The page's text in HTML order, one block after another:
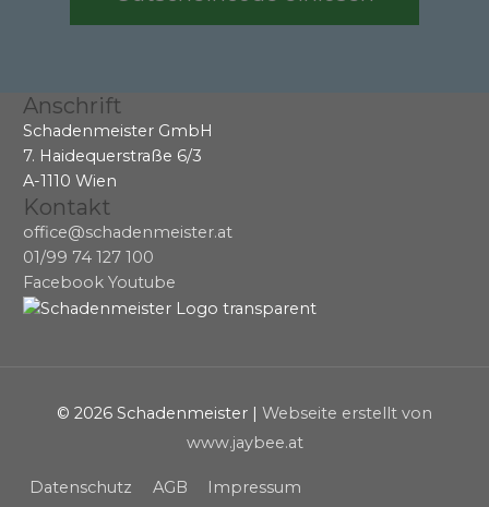
Anschrift
Schadenmeister GmbH
7. Haidequerstraße 6/3
A-1110 Wien
Kontakt
office@schadenmeister.at
01/99 74 127 100
Facebook Youtube
© 2026 Schadenmeister | Webseite erstellt von
www.jaybee.at
Datenschutz AGB Impressum